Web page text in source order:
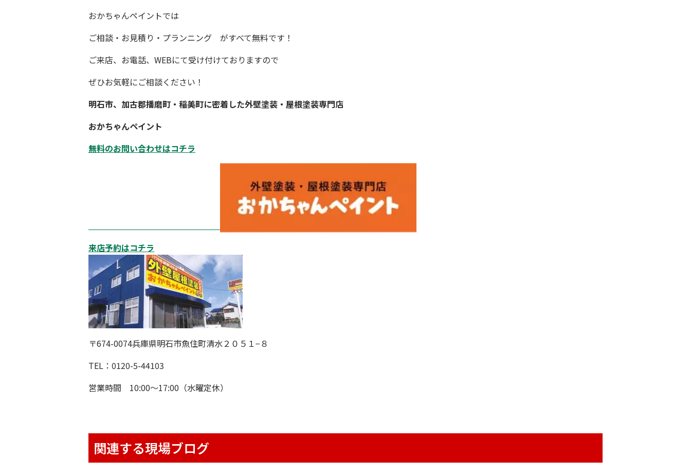
おかちゃんペイントでは
ご相談・お見積り・プランニング がすべて無料です！
ご来店、お電話、WEBにて受け付けておりますので
ぜひお気軽にご相談ください！
明石市、加古郡播磨町・稲美町に密着した外壁塗装・屋根塗装専門店
おかちゃんペイント
無料のお問い合わせはコチラ
来店予約はコチラ
〒674-0074兵庫県明石市魚住町清水２０５１−８
TEL：0120-5-44103
営業時間 10:00〜17:00（水曜定休）
関連する現場ブログ